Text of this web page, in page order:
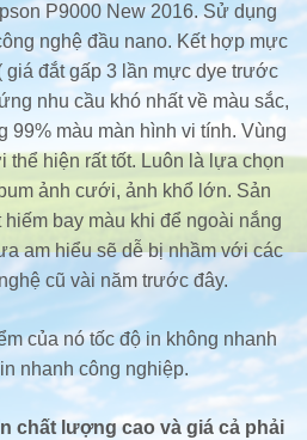
P9000 New 2016. Sử dụng
nghệ đầu nano. Kết hợp mực
giá đắt gấp 3 lần mực dye trước
nhu cầu khó nhất về màu sắc,
màu màn hình vi tính. Vùng
thể hiện rất tốt. Luôn là lựa chọn
ảnh cưới, ảnh khổ lớn. Sản
bay màu khi để ngoài nắng
am hiểu sẽ dễ bị nhầm với các
cũ vài năm trước đây.
của nó tốc độ in không nhanh
nhanh công nghiệp.
chất lượng cao và giá cả phải